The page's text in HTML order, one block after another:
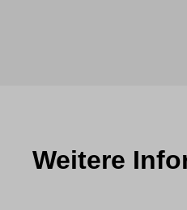
Weitere